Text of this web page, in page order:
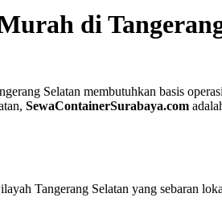
di
Selatan membutuhkan basis
SewaContainerSurabaya.com
Tangerang Selatan yang sebaran